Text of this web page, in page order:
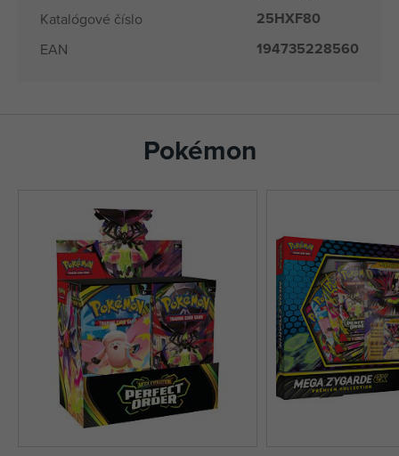
Katalógové číslo 25HXF80
EAN 194735228560
Pokémon